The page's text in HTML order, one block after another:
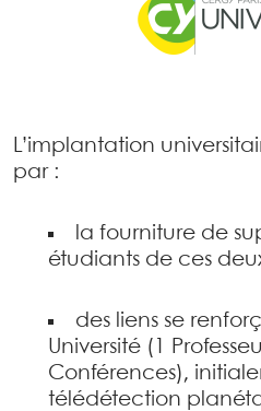
L’implantation
par :
la fourniture de
étudiants de ces
des liens se
Université (1
Conférences),
télédétection